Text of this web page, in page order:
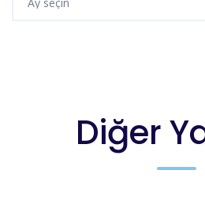
Diğer